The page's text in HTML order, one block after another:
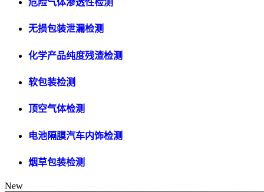
危险气体渗透性检测
无损包装泄漏检测
化学产品纯度残渣检测
软包装检测
顶空气体检测
电池隔膜汽车内饰检测
烟草包装检测
New